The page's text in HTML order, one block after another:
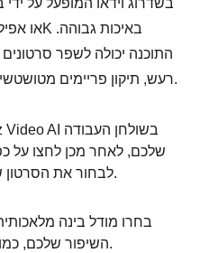
בשדרוג וידאו המופעל על
התוכנה יכולה לשפר
רעש, תיקון פריימים מטושטשים ושיפור פרטים באופן אוטומטי.
שלכם, לאחר מכן לחצו על
לבחור את הסרטון שברצונכם לשדרג.
בחרו מודל בינה
השיפור שלכם, כמו ארטמיס או גאיה.